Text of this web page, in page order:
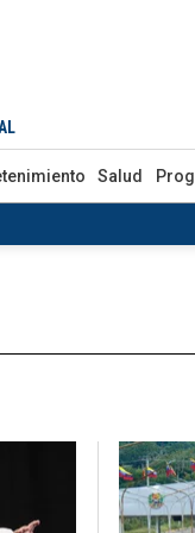
Salud
Venezuela Nicolás
de las FARC